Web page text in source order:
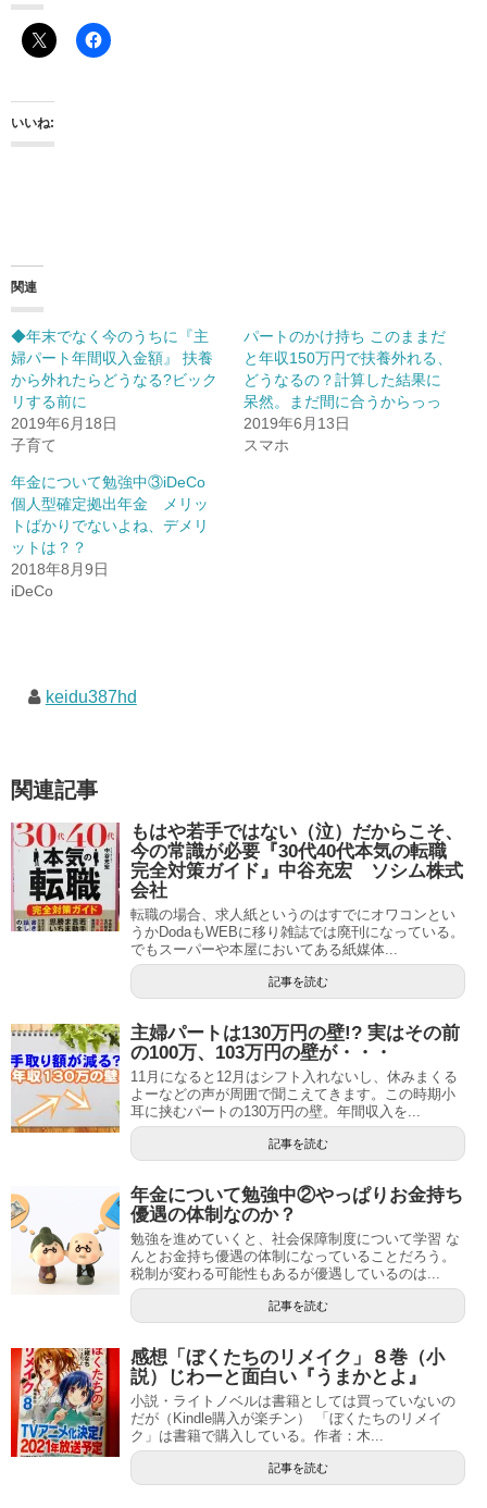
いいね:
関連
◆年末でなく今のうちに『主
婦パート年間収入金額』 扶養
から外れたらどうなる?ビック
リする前に
2019年6月18日
子育て
パートのかけ持ち このままだ
と年収150万円で扶養外れる、
どうなるの？計算した結果に
呆然。まだ間に合うからっっ
2019年6月13日
スマホ
年金について勉強中③iDeCo
個人型確定拠出年金 メリッ
トばかりでないよね、デメリ
ットは？？
2018年8月9日
iDeCo
keidu387hd
関連記事
もはや若手ではない（泣）だからこそ、
今の常識が必要『30代40代本気の転職
完全対策ガイド』中谷充宏 ソシム株式
会社
転職の場合、求人紙というのはすでにオワコンとい
うかDodaもWEBに移り雑誌では廃刊になっている。
でもスーパーや本屋においてある紙媒体...
記事を読む
主婦パートは130万円の壁!? 実はその前
の100万、103万円の壁が・・・
11月になると12月はシフト入れないし、休みまくる
よーなどの声が周囲で聞こえてきます。この時期小
耳に挟むパートの130万円の壁。年間収入を...
記事を読む
年金について勉強中②やっぱりお金持ち
優遇の体制なのか？
勉強を進めていくと、社会保障制度について学習 な
んとお金持ち優遇の体制になっていることだろう。
税制が変わる可能性もあるが優遇しているのは...
記事を読む
感想「ぼくたちのリメイク」８巻（小
説）じわーと面白い『うまかとよ』
小説・ライトノベルは書籍としては買っていないの
だが（Kindle購入が楽チン） 「ぼくたちのリメイ
ク」は書籍で購入している。作者：木...
記事を読む